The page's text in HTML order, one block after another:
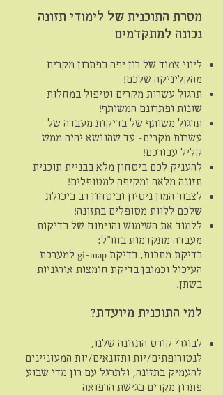
מטרת התוכנית של לימודי תזונה
נכונה למתקדמים
ליווי צמוד של רון יפה בפתרון מקרים
מהקליניקה שלכם!
תרגול עשרות מקרים וטיפול במחלות
שונות ופתרונם המשותף!
תרגול משותף של בדיקות מעבדה של
עשרות מקרים- עד שהנושא יהיה ממש
קליל עבורכם!
להעניק לכם ביטחון מלא בבניית תוכנית
תזונה מלאה ומקיפה למטופלים!
לצבור המון ניסיון וביטחון רב ביכולת
שלכם ללוות מטופלים בתזונה!
ללמוד את השימוש והניתוח של בדיקות
מעבדה מתקדמות בחו"ל:
בדיקת מתכות, בדיקת gi-map למערכת
העיכול וכמובן בדיקת חומצות אורגניות
בשתן.
למי התוכנית מיועדת?
לבוגרי קורס התזונה שלנו,
לנטורופתים/יות ותזונאים/יות המעוניינים
להעמיק בתזונה, ולתרגל עם רון מדי שבוע
פתרון מקרים בגישת הרפואה